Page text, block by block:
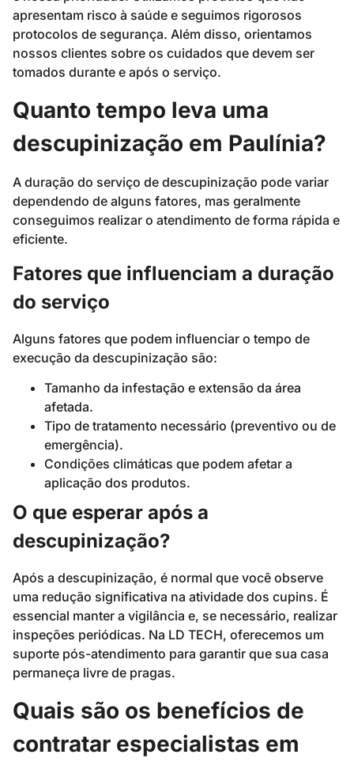
apresentam risco à saúde e seguimos rigorosos
protocolos de segurança. Além disso, orientamos
nossos clientes sobre os cuidados que devem ser
tomados durante e após o serviço.
Quanto tempo leva uma
descupinização em Paulínia?
A duração do serviço de descupinização pode variar
dependendo de alguns fatores, mas geralmente
conseguimos realizar o atendimento de forma rápida e
eficiente.
Fatores que influenciam a duração
do serviço
Alguns fatores que podem influenciar o tempo de
execução da descupinização são:
Tamanho da infestação e extensão da área
afetada.
Tipo de tratamento necessário (preventivo ou de
emergência).
Condições climáticas que podem afetar a
aplicação dos produtos.
O que esperar após a
descupinização?
Após a descupinização, é normal que você observe
uma redução significativa na atividade dos cupins. É
essencial manter a vigilância e, se necessário, realizar
inspeções periódicas. Na LD TECH, oferecemos um
suporte pós-atendimento para garantir que sua casa
permaneça livre de pragas.
Quais são os benefícios de
contratar especialistas em